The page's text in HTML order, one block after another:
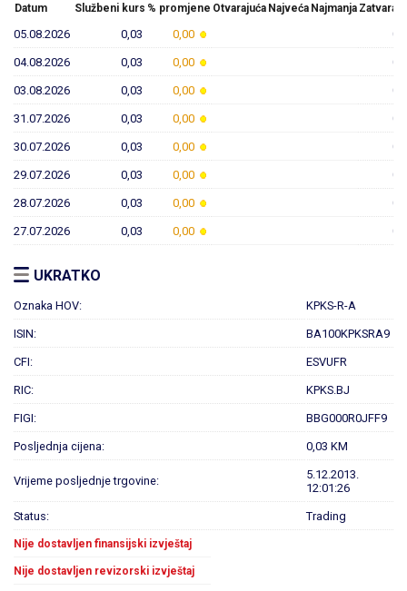
Datum Službeni kurs % promjene Otvarajuća Najveća Najmanja
05.08.2026 0,03 0,00
04.08.2026 0,03 0,00
03.08.2026 0,03 0,00
31.07.2026 0,03 0,00
30.07.2026 0,03 0,00
29.07.2026 0,03 0,00
28.07.2026 0,03 0,00
27.07.2026 0,03 0,00
UKRATKO
Oznaka HOV: KPKS-R-A
ISIN: BA100KPKSRA9
CFI: ESVUFR
RIC: KPKS.BJ
FIGI: BBG000R0JFF9
Posljednja cijena: 0,03 KM
Vrijeme posljednje trgovine:
5.12.2013.
12:01:26
Status: Trading
Nije dostavljen finansijski izvještaj
Nije dostavljen revizorski izvještaj